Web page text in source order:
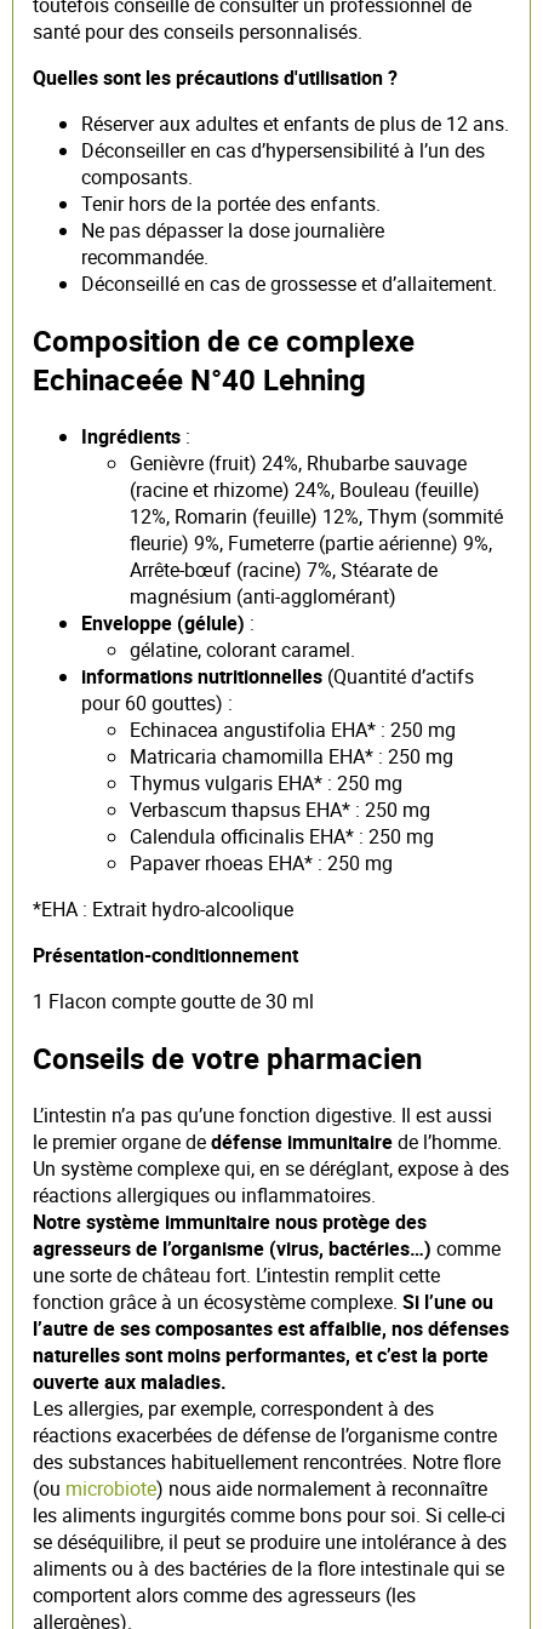
santé pour des conseils personnalisés.
Quelles sont les précautions d'utilisation ?
Réserver aux adultes et enfants de plus de 12 ans.
Déconseiller en cas d’hypersensibilité à l’un des
composants.
Tenir hors de la portée des enfants.
Ne pas dépasser la dose journalière
recommandée.
Déconseillé en cas de grossesse et d’allaitement.
Composition de ce complexe
Echinaceée N°40 Lehning
Ingrédients :
Genièvre (fruit) 24%, Rhubarbe sauvage
(racine et rhizome) 24%, Bouleau (feuille)
12%, Romarin (feuille) 12%, Thym (sommité
fleurie) 9%, Fumeterre (partie aérienne) 9%,
Arrête-bœuf (racine) 7%, Stéarate de
magnésium (anti-agglomérant)
Enveloppe (gélule) :
gélatine, colorant caramel.
informations nutritionnelles (Quantité d’actifs
pour 60 gouttes) :
Echinacea angustifolia EHA* : 250 mg
Matricaria chamomilla EHA* : 250 mg
Thymus vulgaris EHA* : 250 mg
Verbascum thapsus EHA* : 250 mg
Calendula officinalis EHA* : 250 mg
Papaver rhoeas EHA* : 250 mg
*EHA : Extrait hydro-alcoolique
Présentation-conditionnement
1 Flacon compte goutte de 30 ml
Conseils de votre pharmacien
L’intestin n’a pas qu’une fonction digestive. Il est aussi
le premier organe dedéfense immunitairede l’homme.
Un système complexe qui, en se déréglant, expose à des
réactions allergiques ou inflammatoires.
Notre système immunitaire nous protège des
agresseurs de l’organisme (virus, bactéries…) comme
une sorte de château fort. L’intestin remplit cette
fonction grâce à un écosystème complexe. Si l’une ou
l’autre de ses composantes est affaiblie, nos défenses
naturelles sont moins performantes, et c’est la porte
ouverte aux maladies.
Les allergies, par exemple, correspondent à des
réactions exacerbées de défense de l’organisme contre
des substances habituellement rencontrées. Notre flore
(ou microbiote) nous aide normalement à reconnaître
les aliments ingurgités comme bons pour soi. Si celle-ci
se déséquilibre, il peut se produire une intolérance à des
aliments ou à des bactéries de la flore intestinale qui se
comportent alors comme des agresseurs (les
allergènes).